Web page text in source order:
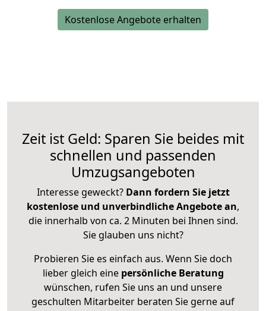
Kostenlose Angebote erhalten
Zeit ist Geld: Sparen Sie beides mit
schnellen und passenden
Umzugsangeboten
Interesse geweckt? Dann fordern Sie jetzt
kostenlose und unverbindliche Angebote an,
die innerhalb von ca. 2 Minuten bei Ihnen sind.
Sie glauben uns nicht?
Probieren Sie es einfach aus. Wenn Sie doch
lieber gleich eine persönliche Beratung
wünschen, rufen Sie uns an und unsere
geschulten Mitarbeiter beraten Sie gerne auf